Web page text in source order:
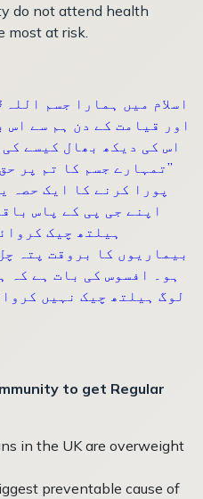
do not attend health
most at risk.
اسلام میں ہمارا جسم
اور قیامت کے دن ہم سے اس
اس کی دیکھ بھال کیسے
’’تمہارے جسم کا تم پر
پورا کرنے کا ایک حصہ
اپنے جی پی کے پاس
ہیلتھ چیک
بیماریوں کا بروقت پتہ
ہو۔ افسوس کی بات ہے کہ
لوگ ہیلتھ چیک نہیں
to get Regular
in the UK are overweight
preventable cause of